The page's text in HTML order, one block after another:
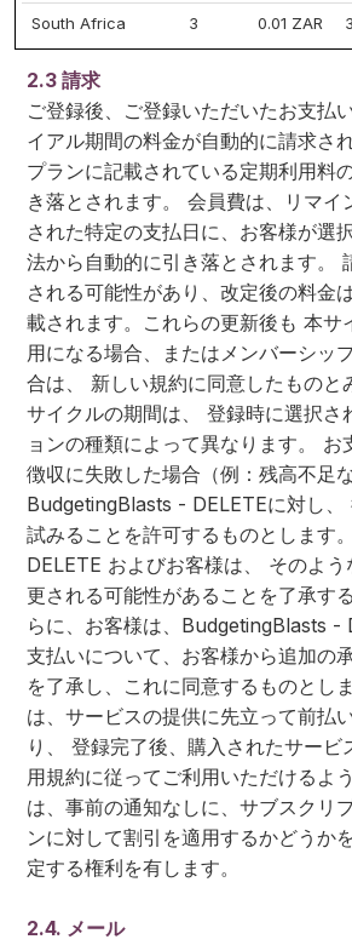
South Africa 3 0.01 ZAR
2.3 請求
ご登録後、ご登録いただいたお支払
イアル期間の料金が自動的に請求さ
プランに記載されている定期利用料
き落とされます。 会員費は、リマイ
された特定の支払日に、お客様が選
法から自動的に引き落とされます。
される可能性があり、改定後の料金
載されます。これらの更新後も 本サ
用になる場合、またはメンバーシッ
合は、 新しい規約に同意したものと
サイクルの期間は、 登録時に選択さ
ョンの種類によって異なります。 お
徴収に失敗した場合（例：残高不足
BudgetingBlasts - DELETEに対し、
試みることを許可するものとします
DELETE およびお客様は、 そのよ
更される可能性があることを了承す
らに、お客様は、BudgetingBlasts -
支払いについて、お客様から追加の
を了承し、これに同意するものとし
は、サービスの提供に先立って前払
り、 登録完了後、購入されたサービ
用規約に従ってご利用いただけるよ
は、事前の通知なしに、サブスクリ
ンに対して割引を適用するかどうか
定する権利を有します。
2.4. メール